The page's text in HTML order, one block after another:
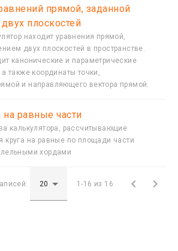
прямой, заданной
плоскостей
находит уравнения прямой,
двух плоскостей в пространстве.
канонические и параметрические
также координаты точки,
и направляющего вектора прямой.
равные части
калькулятора, рассчитывающие
круга на равные по площади части
хордами
1-16 из 16  